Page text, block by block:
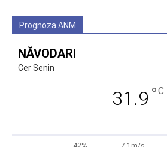
Prognoza ANM
NĂVODARI
Cer Senin
31.9 °C